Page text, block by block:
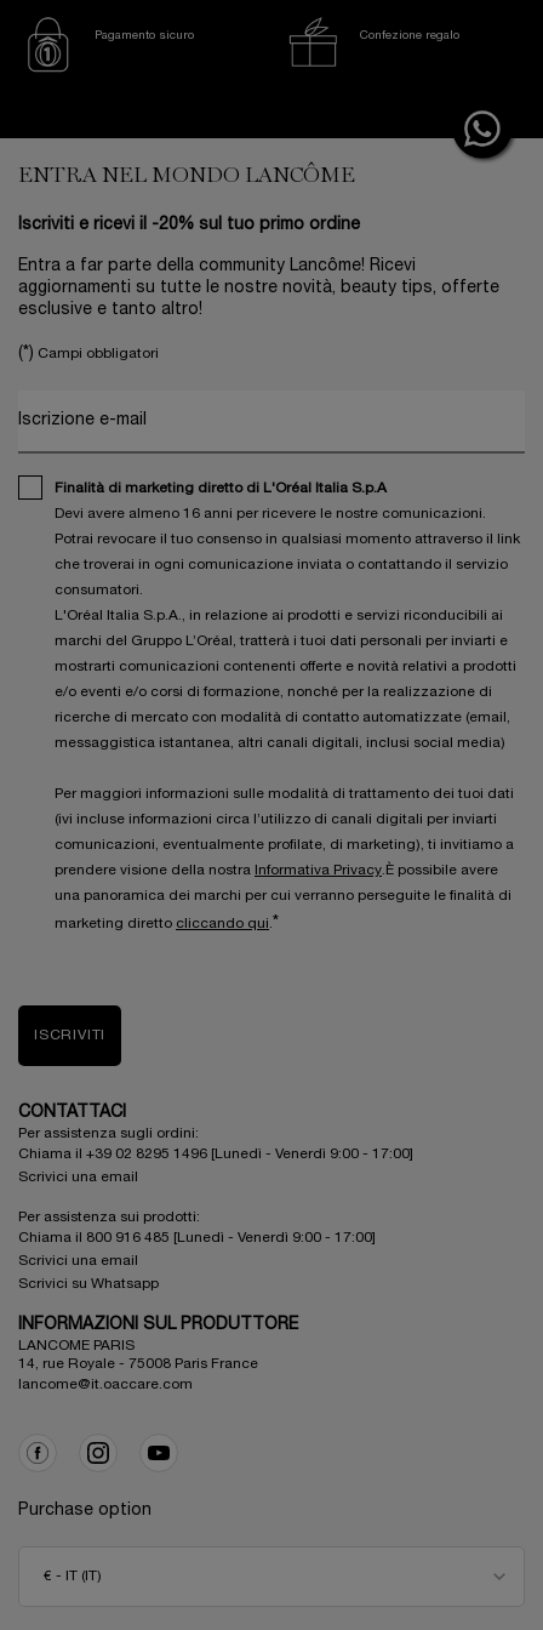
Pagamento sicuro Confezione regalo
ENTRA NEL MONDO LANCÔME
Iscriviti e ricevi il -20% sul tuo primo ordine
Entra a far parte della community Lancôme! Ricevi
aggiornamenti su tutte le nostre novità, beauty tips, offerte
esclusive e tanto altro!
(*) Campi obbligatori
Iscrizione e-mail
Finalità di marketing diretto di L'Oréal Italia S.p.A
Devi avere almeno 16 anni per ricevere le nostre comunicazioni.
Potrai revocare il tuo consenso in qualsiasi momento attraverso il link
che troverai in ogni comunicazione inviata o contattando il servizio
consumatori.
L'Oréal Italia S.p.A., in relazione ai prodotti e servizi riconducibili ai
marchi del Gruppo L’Oréal, tratterà i tuoi dati personali per inviarti e
mostrarti comunicazioni contenenti offerte e novità relativi a prodotti
e/o eventi e/o corsi di formazione, nonché per la realizzazione di
ricerche di mercato con modalità di contatto automatizzate (email,
messaggistica istantanea, altri canali digitali, inclusi social media)
Per maggiori informazioni sulle modalità di trattamento dei tuoi dati
(ivi incluse informazioni circa l’utilizzo di canali digitali per inviarti
comunicazioni, eventualmente profilate, di marketing), ti invitiamo a
prendere visione della nostra
Informativa Privacy .È possibile avere
una panoramica dei marchi per cui verranno perseguite le finalità di
marketing diretto cliccando qui *
ISCRIVITI
CONTATTACI
Per assistenza sugli ordini:
Chiama il +39 02 8295 1496 [Lunedì - Venerdì 9:00 - 17:00]
Scrivici una email
Per assistenza sui prodotti:
Chiama il 800 916 485 [Lunedì - Venerdì 9:00 - 17:00]
Scrivici una email
Scrivici su Whatsapp
INFORMAZIONI SUL PRODUTTORE
LANCOME PARIS
14, rue Royale - 75008 Paris France
lancome@it.oaccare.com
Purchase option
€ - IT (IT)